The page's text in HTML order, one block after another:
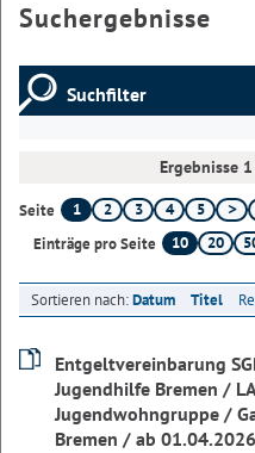
Suchergebnisse
Suchfilter
Ergebnisse
Seite 1 2 3 4
5
Einträge pro Seite
10 20
Sortieren nach:Datum Titel
Entgeltvereinbarung
Jugendhilfe Bremen /
Jugendwohngruppe /
Bremen / ab 01.04.2026